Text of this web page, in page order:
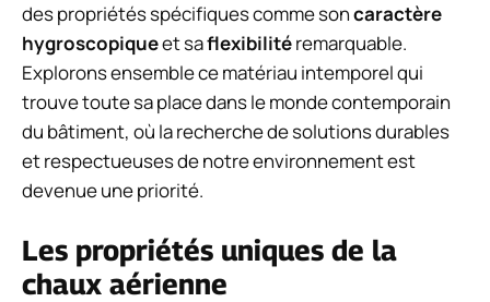
des propriétés spécifiques comme soncaractère
hygroscopiqueet saflexibilitéremarquable.
Explorons ensemble ce matériau intemporel qui
trouve toute sa place dans le monde contemporain
du bâtiment, où la recherche de solutions durables
et respectueuses de notre environnement est
devenue une priorité.
Les propriétés uniques de la
chaux aérienne